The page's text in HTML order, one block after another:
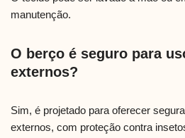
manutenção.
O berço é seguro para
externos?
Sim, é projetado para oferecer
externos, com proteção contra